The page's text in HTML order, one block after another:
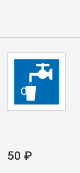
50 ₽